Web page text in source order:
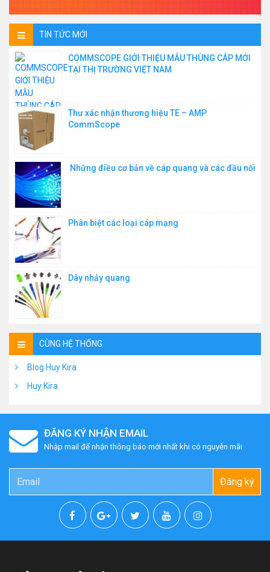
TIN TỨC MỚI
COMMSCOPE GIỚI THIỆU MẪU THÙNG CÁP MỚI
TẠI THỊ TRƯỜNG VIỆT NAM
Thư xác nhận thương hiệu TE – AMP
CommScope
Những điều cơ bản về cáp quang và các đầu nối
Phân biệt các loại cáp mạng
Dây nhảy quang
CÙNG HỆ THỐNG
Blog Huy Kira
Huy Kira
ĐĂNG KÝ NHẬN EMAIL
Nhập mail để nhận thông báo mới nhất khi có nguyễn mãi
Đăng ký